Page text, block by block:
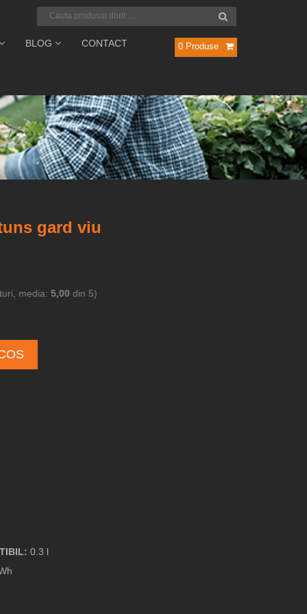
BLOG CONTACT 0 Produse
gard viu
media: 5,00 din 5)
0.3 l